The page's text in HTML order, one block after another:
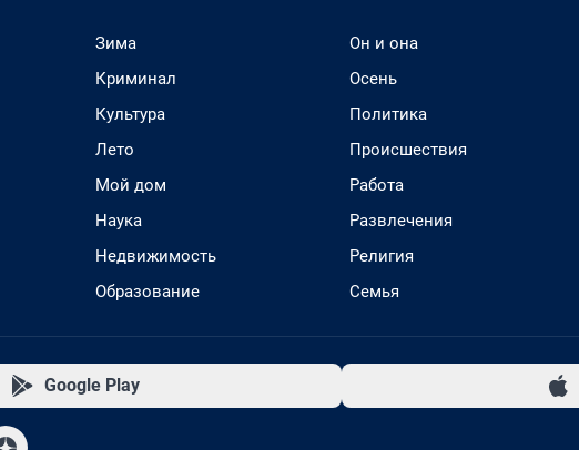
Зима
Криминал
Культура
Лето
Мой дом
Наука
Недвижимость
Образование
Он и она
Осень
Политика
Происшествия
Работа
Развлечения
Религия
Семья
Google Play